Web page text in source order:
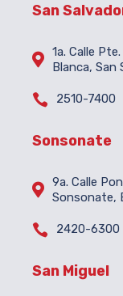
San
 1a. Calle
Blanca, San
 2510-7400
Sonsonate
 9a. Calle
Sonsonate,
 2420-6300
San Miguel